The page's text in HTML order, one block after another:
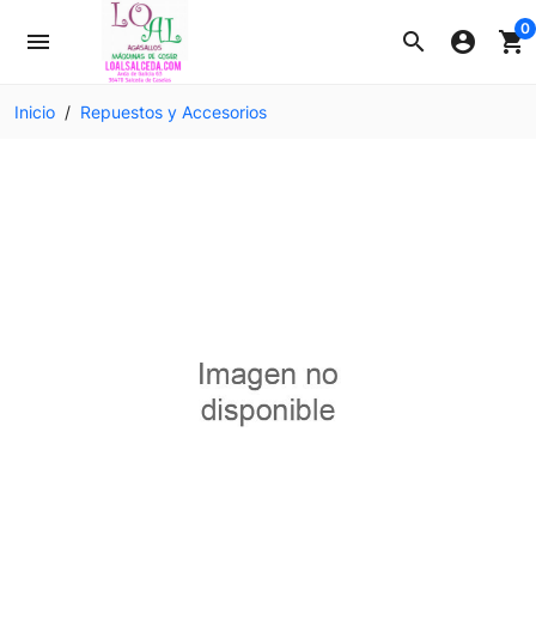
search
menu account_circle shopping_cart0
Inicio Repuestos y Accesorios